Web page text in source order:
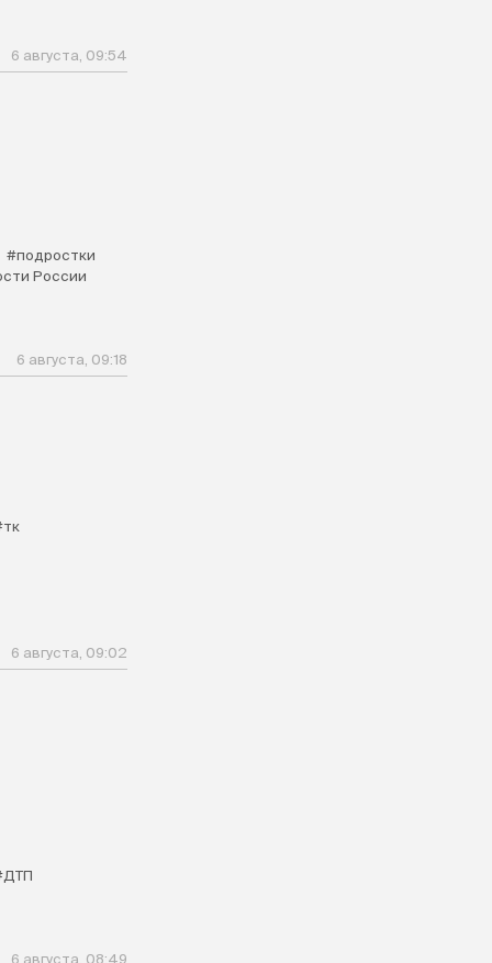
6 августа, 09:54
#подростки
России
6 августа, 09:18
6 августа, 09:02
6 августа, 08:49